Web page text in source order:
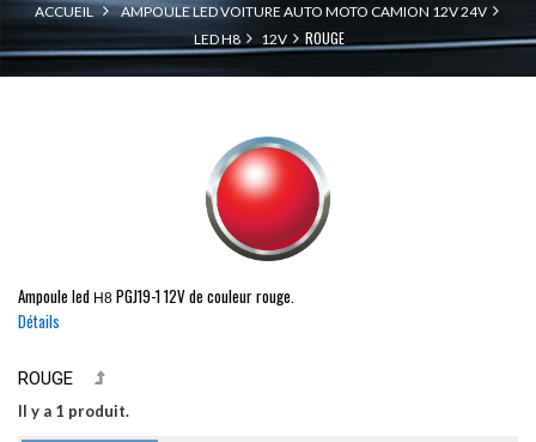
ACCUEIL
AMPOULE LED VOITURE AUTO MOTO CAMION 12V 24V
LED H8
12V ROUGE
Ampoule led H8 PGJ19-112V de couleur rouge.
Détails
ROUGE
Il y a 1 produit.